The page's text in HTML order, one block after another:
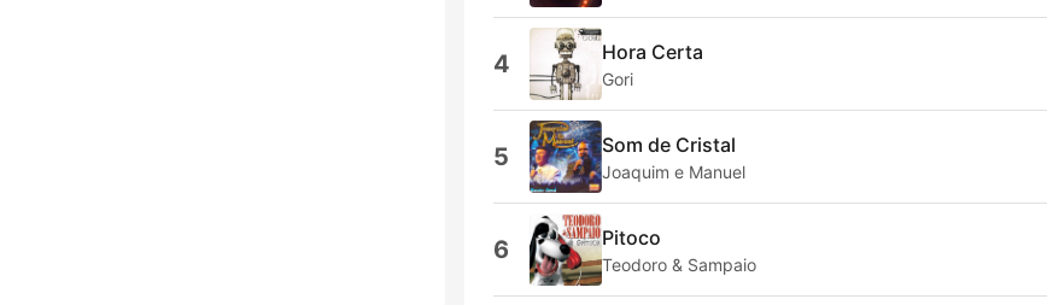
4 Hora Certa
Gori
5 Som de Cristal
Joaquim e Manuel
6 Pitoco
Teodoro & Sampaio